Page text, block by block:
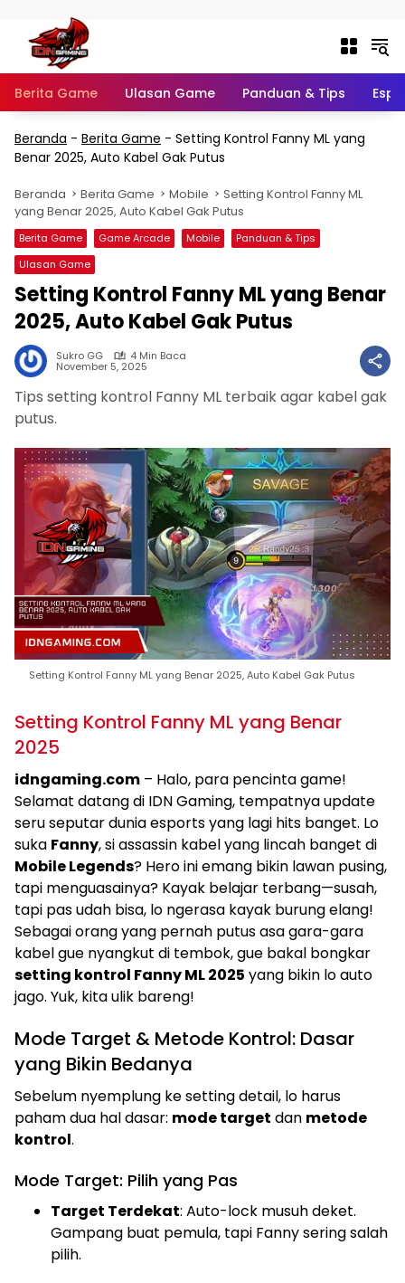
Berita Game Ulasan Game Panduan & Tips
Beranda - Berita Game - Setting Kontrol Fanny ML yang
Benar 2025, Auto Kabel Gak Putus
Beranda Berita Game Mobile
Setting Kontrol Fanny ML
yang Benar 2025, Auto Kabel Gak Putus
Berita Game Game Arcade Mobile
Panduan & Tips
Ulasan Game
Setting Kontrol Fanny ML yang Benar
2025, Auto Kabel Gak Putus
Sukro GG 4 Min Baca
November 5, 2025
Tips setting kontrol Fanny ML terbaik agar kabel gak
putus.
Setting Kontrol Fanny ML yang Benar 2025, Auto Kabel Gak Putus
Setting Kontrol Fanny ML yang Benar
2025
idngaming.com – Halo, para pencinta game!
Selamat datang di IDN Gaming, tempatnya update
seru seputar dunia esports yang lagi hits banget. Lo
suka Fanny, si assassin kabel yang lincah banget di
Mobile Legends? Hero ini emang bikin lawan pusing,
tapi menguasainya? Kayak belajar terbang—susah,
tapi pas udah bisa, lo ngerasa kayak burung elang!
Sebagai orang yang pernah putus asa gara-gara
kabel gue nyangkut di tembok, gue bakal bongkar
setting kontrol Fanny ML 2025 yang bikin lo auto
jago. Yuk, kita ulik bareng!
Mode Target & Metode Kontrol: Dasar
yang Bikin Bedanya
Sebelum nyemplung ke setting detail, lo harus
paham dua hal dasar: mode target dan metode
kontrol.
Mode Target: Pilih yang Pas
Target Terdekat: Auto-lock musuh deket.
Gampang buat pemula, tapi Fanny sering salah
pilih.